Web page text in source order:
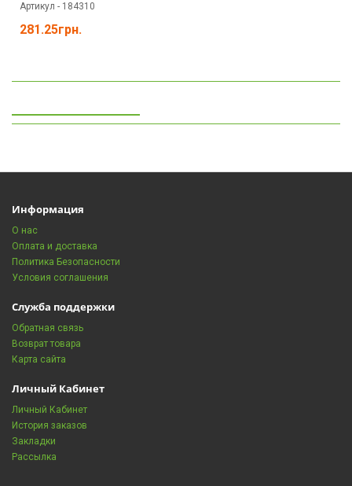
Артикул - 184310
281.25грн.
Информация
О нас
Оплата и доставка
Политика Безопасности
Условия соглашения
Служба поддержки
Обратная связь
Возврат товара
Карта сайта
Личный Кабинет
Личный Кабинет
История заказов
Закладки
Рассылка